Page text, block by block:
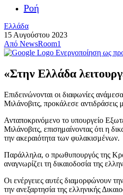
Ροή
Ελλάδα
15 Αυγούστου 2023
Από NewsRoom1
Ενεργοποίηση ως
«Στην Ελλάδα
Επιδεινώνονται οι διαφωνίες
Μιλάνοβιτς, προκάλεσε
Ανταποκρινόμενο το υπουργείο
Μιλάνοβιτς, επισημαίνοντας ότι η
την ακεραιότητα των φυλακισμένων.
Παράλληλα, ο πρωθυπουργός της
αναγνωρίζει τη δικαιοδοσία της
Οι ενέργειες αυτές διαμορφώνουν
την ανεξαρτησία της ελληνικής